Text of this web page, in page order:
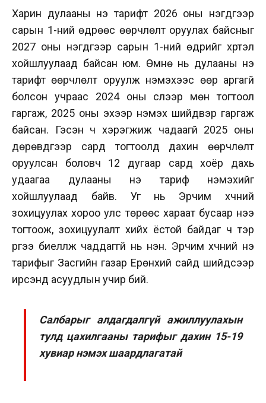
Харин дулааны үнэ тарифт 2026 оны нэгдүгээр
сарын 1-ний өдрөөс өөрчлөлт оруулах байсныг
2027 оны нэгдүгээр сарын 1-ний өдрийг хүртэл
хойшлуулаад байсан юм. Өмнө нь дулааны үнэ
тарифт өөрчлөлт оруулж нэмэхээс өөр аргагүй
болсон учраас 2024 оны сүүлээр мөн тогтоол
гаргаж, 2025 оны эхээр нэмэх шийдвэр гаргаж
байсан. Гэсэн ч хэрэгжиж чадаагүй 2025 оны
дөрөвдүгээр сард тогтоолд дахин өөрчлөлт
оруулсан боловч 12 дугаар сард хоёр дахь
удаагаа дулааны үнэ тариф нэмэхийг
хойшлуулаад байв. Уг нь Эрчим хүчний
зохицуулах хороо улс төрөөс хараат бусаар үнээ
тогтоож, зохицуулалт хийх ёстой байдаг ч тэр
үүргээ биелүүлж чаддаггүй нь үнэн. Эрчим хүчний үнэ
тарифыг Засгийн газар Ерөнхий сайд шийдсээр
ирсэнд асуудлын учир бий.
Салбарыг алдагдалгүй ажиллуулахын
тулд цахилгааны тарифыг дахин 15-19
хувиар нэмэх шаардлагатай